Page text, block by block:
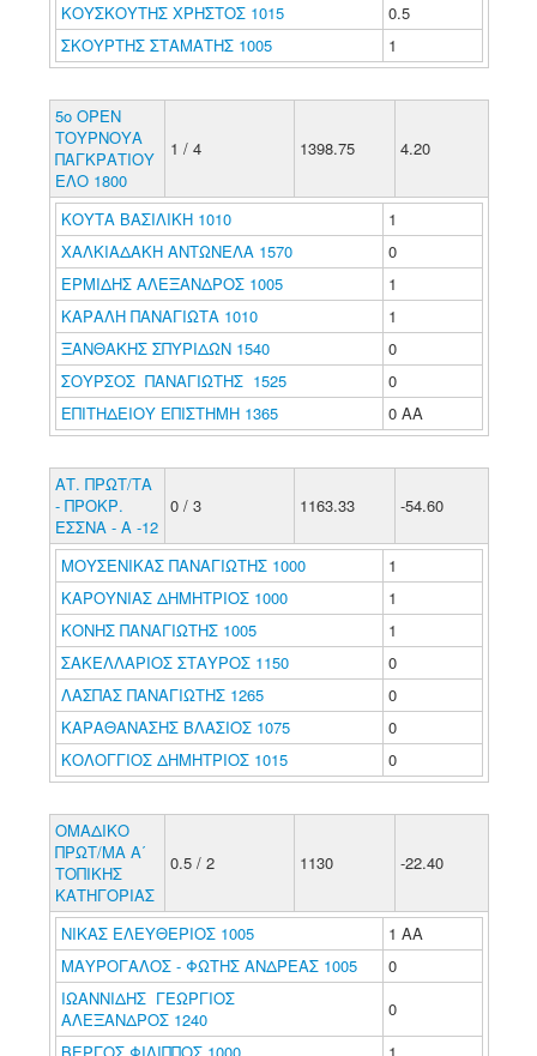
ΚΟΥΣΚΟΥΤΗΣ ΧΡΗΣΤΟΣ 1015
0.5
ΣΚΟΥΡΤΗΣ ΣΤΑΜΑΤΗΣ 1005
1
5ο ΟΡΕΝ
ΤΟΥΡΝΟΥΑ
ΠΑΓΚΡΑΤΙΟΥ
ΕΛΟ 1800
1 / 4 1398.75 4.20
ΚΟΥΤΑ ΒΑΣΙΛΙΚΗ 1010
1
ΧΑΛΚΙΑΔΑΚΗ ΑΝΤΩΝΕΛΑ 1570
0
ΕΡΜΙΔΗΣ ΑΛΕΞΑΝΔΡΟΣ 1005
1
ΚΑΡΑΛΗ ΠΑΝΑΓΙΩΤΑ 1010
1
ΞΑΝΘΑΚΗΣ ΣΠΥΡΙΔΩΝ 1540
0
ΣΟΥΡΣΟΣ ΠΑΝΑΓΙΩΤΗΣ 1525
0
ΕΠΙΤΗΔΕΙΟΥ ΕΠΙΣΤΗΜΗ 1365
0 ΑΑ
ΑΤ. ΠΡΩΤ/ΤΑ
- ΠΡΟΚΡ.
ΕΣΣΝΑ - Α -12
0 / 3 1163.33 -54.60
ΜΟΥΣΕΝΙΚΑΣ ΠΑΝΑΓΙΩΤΗΣ 1000
1
ΚΑΡΟΥΝΙΑΣ ΔΗΜΗΤΡΙΟΣ 1000
1
ΚΟΝΗΣ ΠΑΝΑΓΙΩΤΗΣ 1005
1
ΣΑΚΕΛΛΑΡΙΟΣ ΣΤΑΥΡΟΣ 1150
0
ΛΑΣΠΑΣ ΠΑΝΑΓΙΩΤΗΣ 1265
0
ΚΑΡΑΘΑΝΑΣΗΣ ΒΛΑΣΙΟΣ 1075
0
ΚΟΛΟΓΓΙΟΣ ΔΗΜΗΤΡΙΟΣ 1015
0
ΟΜΑΔΙΚΟ
ΠΡΩΤ/ΜΑ Α΄
ΤΟΠΙΚΗΣ
ΚΑΤΗΓΟΡΙΑΣ
0.5 / 2 1130 -22.40
ΝΙΚΑΣ ΕΛΕΥΘΕΡΙΟΣ 1005
1 ΑΑ
ΜΑΥΡΟΓΑΛΟΣ - ΦΩΤΗΣ ΑΝΔΡΕΑΣ 1005
0
ΙΩΑΝΝΙΔΗΣ ΓΕΩΡΓΙΟΣ
ΑΛΕΞΑΝΔΡΟΣ 1240
0